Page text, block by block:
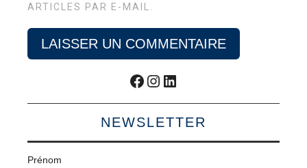
ARTICLES PAR E-MAIL.
Facebook
Instagram
LinkedIn
NEWSLETTER
Prénom